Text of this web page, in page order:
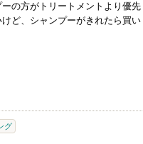
の方がトリートメントより優先
ど、シャンプーがきれたら買い
グ